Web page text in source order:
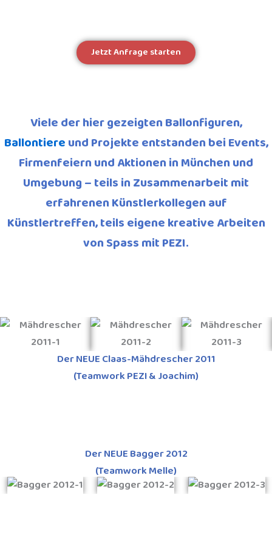
Jetzt Anfrage starten
Viele der hier gezeigten Ballonfiguren,
Ballontiereund Projekte entstanden bei Events,
Firmenfeiern und Aktionen in München und
Umgebung – teils in Zusammenarbeit mit
erfahrenen Künstlerkollegen auf
Künstlertreffen, teils eigene kreative Arbeiten
von Spass mit PEZI.
Der NEUE Claas-Mähdrescher 2011
(Teamwork PEZI & Joachim)
Der NEUE Bagger 2012
(Teamwork Melle)